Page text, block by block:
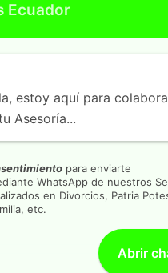
+593 4 263 9336
© 2026 Divorcios Ecuador
Divorcios Ecuador
CONFIANZZA S.A. desde
Ecuador
estoy aquí para
Asesoría...
para enviarte
WhatsApp de nuestros
en Divorcios, Patria
etc.
Abrir